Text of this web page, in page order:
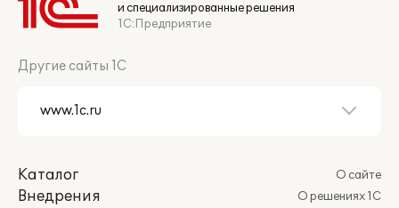
и специализированные решения
1С:Предприятие
Другие сайты 1С
Каталог
Внедрения
О сайте
О решениях 1С